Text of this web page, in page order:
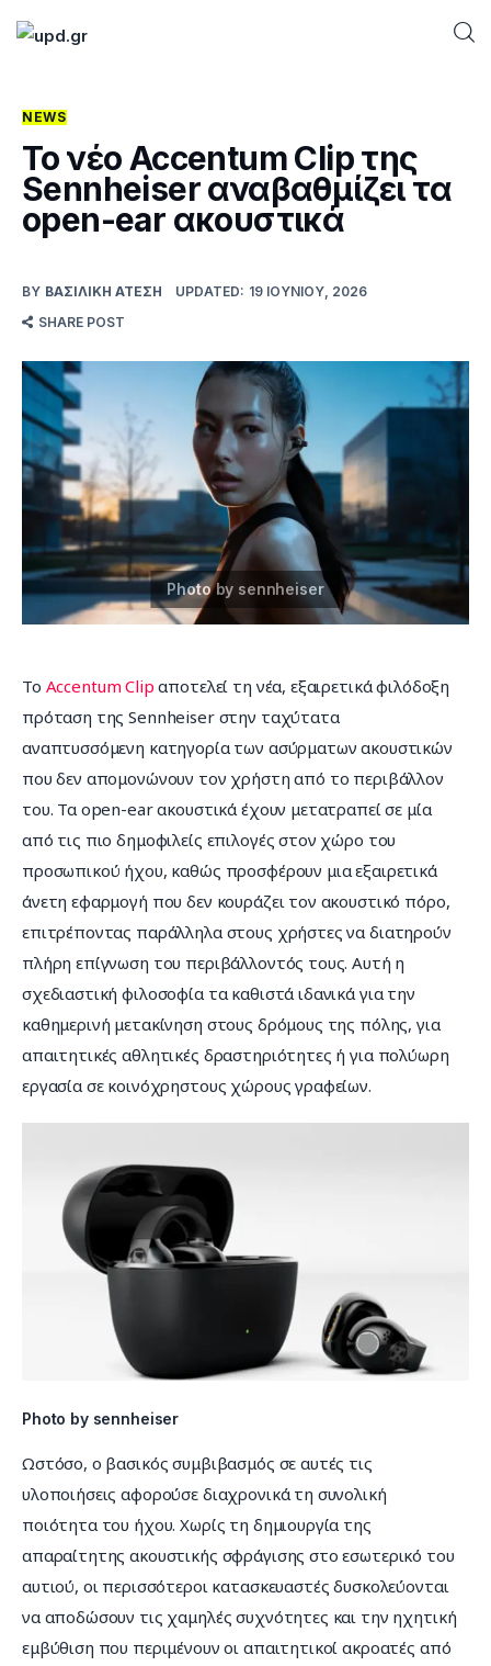
Home
News
Futuring
How To
Blog
Επικοινωνία
NEWS
Το νέο Accentum Clip της
Sennheiser αναβαθμίζει τα
open-ear ακουστικά
BY ΒΑΣΙΛΙΚΉ ΑΤΈΣΗ UPDATED: 19 ΙΟΥΝΊΟΥ, 2026
SHARE POST
Το Accentum Clip αποτελεί τη νέα, εξαιρετικά φιλόδοξη
πρόταση της Sennheiser στην ταχύτατα
αναπτυσσόμενη κατηγορία των ασύρματων ακουστικών
που δεν απομονώνουν τον χρήστη από το περιβάλλον
του. Τα open-ear ακουστικά έχουν μετατραπεί σε μία
από τις πιο δημοφιλείς επιλογές στον χώρο του
προσωπικού ήχου, καθώς προσφέρουν μια εξαιρετικά
άνετη εφαρμογή που δεν κουράζει τον ακουστικό πόρο,
επιτρέποντας παράλληλα στους χρήστες να διατηρούν
πλήρη επίγνωση του περιβάλλοντός τους. Αυτή η
σχεδιαστική φιλοσοφία τα καθιστά ιδανικά για την
καθημερινή μετακίνηση στους δρόμους της πόλης, για
απαιτητικές αθλητικές δραστηριότητες ή για πολύωρη
εργασία σε κοινόχρηστους χώρους γραφείων.
Photo by sennheiser
Ωστόσο, ο βασικός συμβιβασμός σε αυτές τις
υλοποιήσεις αφορούσε διαχρονικά τη συνολική
ποιότητα του ήχου. Χωρίς τη δημιουργία της
απαραίτητης ακουστικής σφράγισης στο εσωτερικό του
αυτιού, οι περισσότεροι κατασκευαστές δυσκολεύονται
να αποδώσουν τις χαμηλές συχνότητες και την ηχητική
εμβύθιση που περιμένουν οι απαιτητικοί ακροατές από